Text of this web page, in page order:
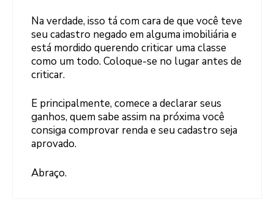
Na verdade, isso tá com cara de que você teve
seu cadastro negado em alguma imobiliária e
está mordido querendo criticar uma classe
como um todo. Coloque-se no lugar antes de
criticar.
E principalmente, comece a declarar seus
ganhos, quem sabe assim na próxima você
consiga comprovar renda e seu cadastro seja
aprovado.
Abraço.